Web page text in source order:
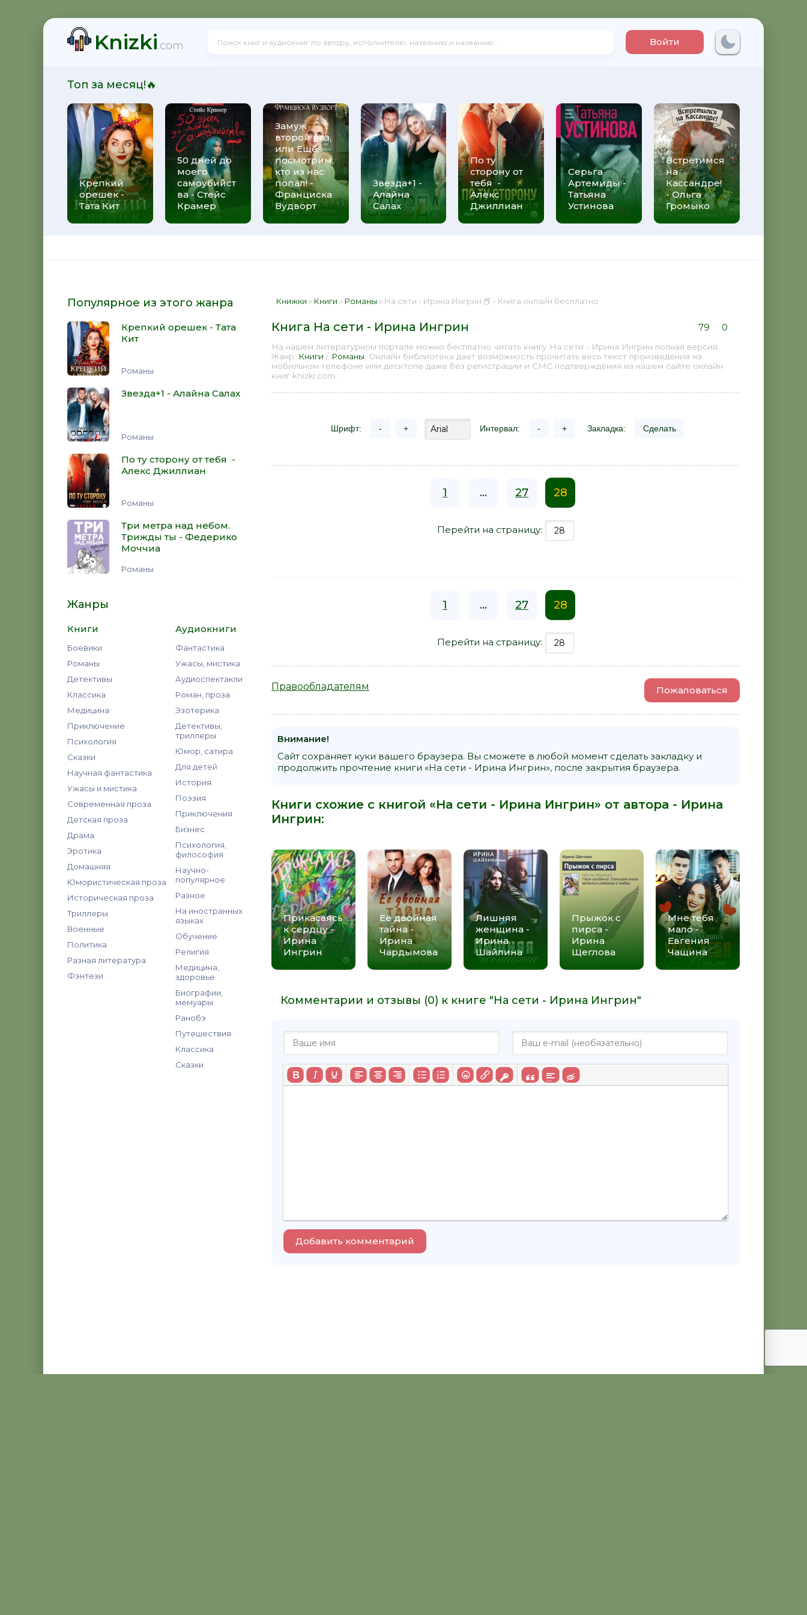
Knizki.com Войти
Топ за месяц!🔥
Крепкий
орешек -
Тата Кит
50 дней до
моего
самоубийст
ва - Стейс
Крамер
Замуж
второй раз,
или Ещё
посмотрим,
кто из нас
попал! -
Франциска
Вудворт
Звезда+1 -
Алайна
Салах
По ту
сторону от
тебя -
Алекс
Джиллиан
Серьга
Артемиды -
Татьяна
Устинова
Встретимся
на
Кассандре!
- Ольга
Громыко
Популярное из этого жанра
Крепкий орешек - Тата
Кит
Романы
Звезда+1 - Алайна Салах
Романы
По ту сторону от тебя -
Алекс Джиллиан
Романы
Три метра над небом.
Трижды ты - Федерико
Моччиа
Романы
Жанры
Книги
Боевики
Романы
Детективы
Классика
Медицина
Приключение
Психология
Сказки
Научная фантастика
Ужасы и мистика
Современная проза
Детская проза
Драма
Эротика
Домашняя
Юмористическая проза
Историческая проза
Триллеры
Военные
Политика
Разная литература
Фэнтези
Аудиокниги
Фантастика
Ужасы, мистика
Аудиоспектакли
Роман, проза
Эзотерика
Детективы,
триллеры
Юмор, сатира
Для детей
История
Поэзия
Приключения
Бизнес
Психология,
философия
Научно-
популярное
Разное
На иностранных
языках
Обучение
Религия
Медицина,
здоровье
Биографии,
мемуары
Ранобэ
Путешествия
Классика
Сказки
Книжки » Книги » Романы » На сети - Ирина Ингрин 📕 - Книга онлайн бесплатно
Книга На сети - Ирина Ингрин 79 0
На нашем литературном портале можно бесплатно читать книгу На сети - Ирина Ингрин полная версия.
Жанр: Книги / Романы . Онлайн библиотека дает возможность прочитать весь текст произведения на
мобильном телефоне или десктопе даже без регистрации и СМС подтверждения на нашем сайте онлайн
книг knizki.com.
Шрифт: - + Интервал: - + Закладка: Сделать
1 ... 27 28
Перейти на страницу:
1 ... 27 28
Перейти на страницу:
Правообладателям Пожаловаться
Внимание!
Сайт сохраняет куки вашего браузера. Вы сможете в любой момент сделать закладку и
продолжить прочтение книги «На сети - Ирина Ингрин», после закрытия браузера.
Книги схожие с книгой «На сети - Ирина Ингрин» от автора - Ирина
Ингрин:
Прикасаясь
к сердцу -
Ирина
Ингрин
Её двойная
тайна -
Ирина
Чардымова
Лишняя
женщина -
Ирина
Шайлина
Прыжок с
пирса -
Ирина
Щеглова
Мне тебя
мало -
Евгения
Чащина
Комментарии и отзывы (0) к книге "На сети - Ирина Ингрин"
Добавить комментарий
Джиллиан